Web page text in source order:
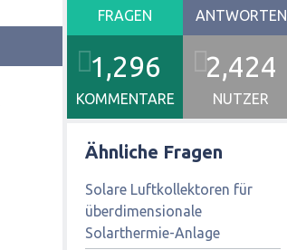
FRAGEN ANTWORTEN
1,296
KOMMENTARE
2,424
NUTZER
Ähnliche Fragen
Solare Luftkollektoren für
überdimensionale
Solarthermie-Anlage